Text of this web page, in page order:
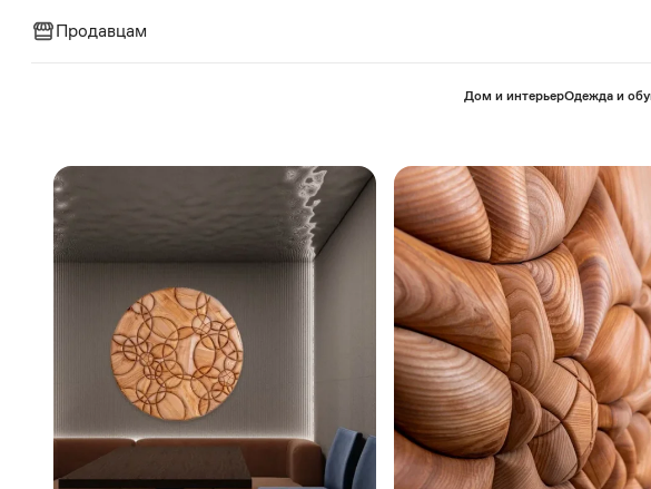
Продавцам
⁠Дом и интерьерОдежда и